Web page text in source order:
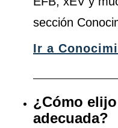
sección
Ir a
¿Cómo
adecuada?